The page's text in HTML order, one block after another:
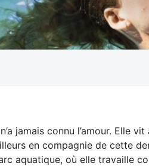
jamais connu l’amour. Elle
en compagnie de cette
aquatique, où elle travaille